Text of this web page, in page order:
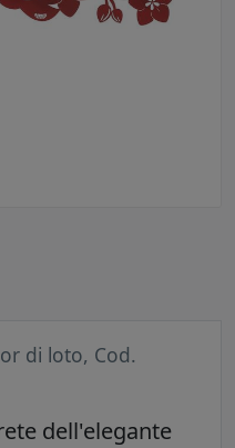
di loto, Cod.
dell'elegante